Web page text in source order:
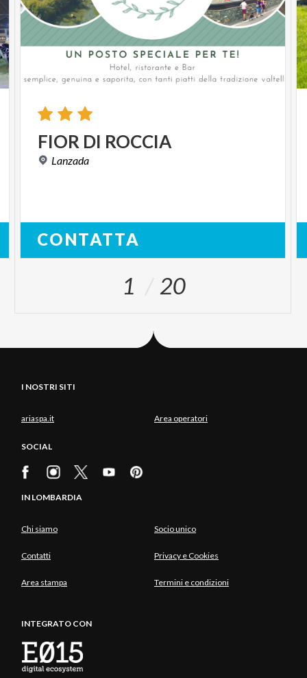
FIOR DI ROCCIA
Lanzada
CONTATTA
1 20
I NOSTRI SITI
ariaspa.it Area operatori
SOCIAL
IN LOMBARDIA
Chi siamo Socio unico
Contatti Privacy e Cookies
Area stampa Termini e condizioni
INTEGRATO CON